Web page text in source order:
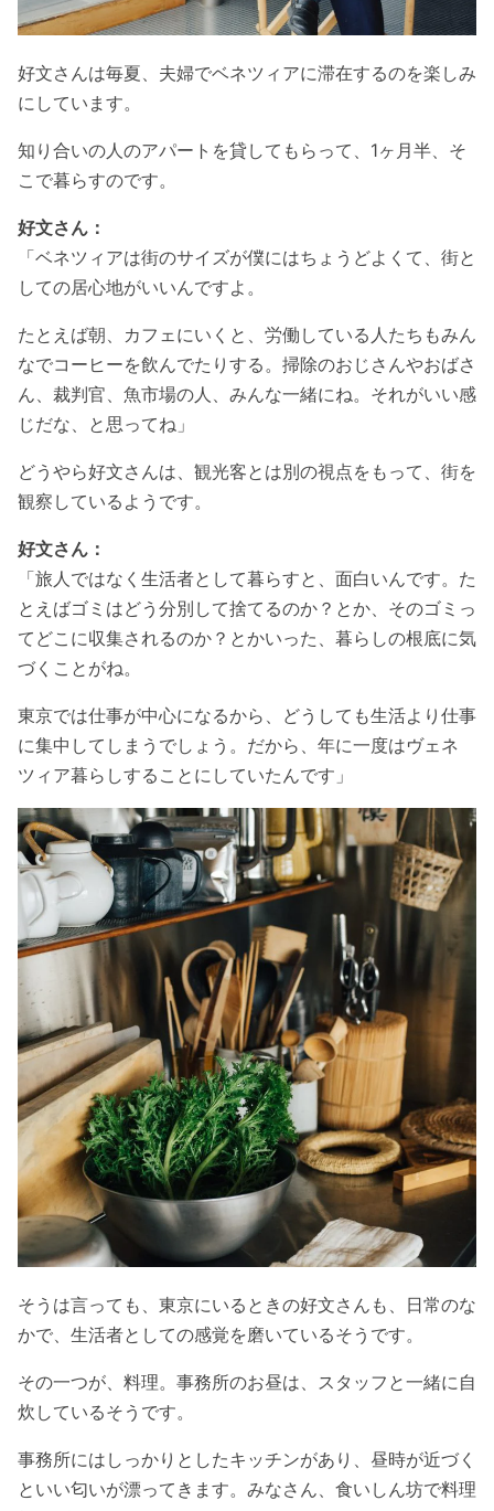
好文さんは毎夏、夫婦でベネツィアに滞在するのを楽しみ
にしています。
知り合いの人のアパートを貸してもらって、1ヶ月半、そ
こで暮らすのです。
好文さん：
「ベネツィアは街のサイズが僕にはちょうどよくて、街と
しての居心地がいいんですよ。
たとえば朝、カフェにいくと、労働している人たちもみん
なでコーヒーを飲んでたりする。掃除のおじさんやおばさ
ん、裁判官、魚市場の人、みんな一緒にね。それがいい感
じだな、と思ってね」
どうやら好文さんは、観光客とは別の視点をもって、街を
観察しているようです。
好文さん：
「旅人ではなく生活者として暮らすと、面白いんです。た
とえばゴミはどう分別して捨てるのか？とか、そのゴミっ
てどこに収集されるのか？とかいった、暮らしの根底に気
づくことがね。
東京では仕事が中心になるから、どうしても生活より仕事
に集中してしまうでしょう。だから、年に一度はヴェネ
ツィア暮らしすることにしていたんです」
そうは言っても、東京にいるときの好文さんも、日常のな
かで、生活者としての感覚を磨いているそうです。
その一つが、料理。事務所のお昼は、スタッフと一緒に自
炊しているそうです。
事務所にはしっかりとしたキッチンがあり、昼時が近づく
といい匂いが漂ってきます。みなさん、食いしん坊で料理